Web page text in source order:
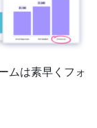
ムは素早くフォ